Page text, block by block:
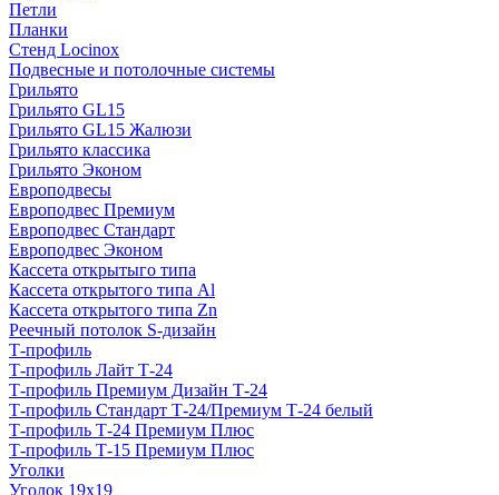
Петли
Планки
Стенд Locinox
Подвесные и потолочные системы
Грильято
Грильято GL15
Грильято GL15 Жалюзи
Грильято классика
Грильято Эконом
Европодвесы
Европодвес Премиум
Европодвес Стандарт
Европодвес Эконом
Кассета открытыго типа
Кассета открытого типа Al
Кассета открытого типа Zn
Реечный потолок S-дизайн
Т-профиль
Т-профиль Лайт Т-24
Т-профиль Премиум Дизайн Т-24
Т-профиль Стандарт Т-24/Премиум Т-24 белый
Т-профиль Т-24 Премиум Плюс
Т-профиль Т-15 Премиум Плюс
Уголки
Уголок 19х19